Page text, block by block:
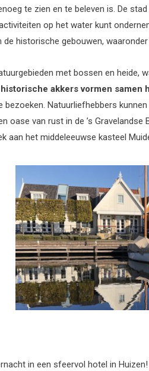
te zien en te beleven is. De
op het water kunt
historische gebouwen,
met bossen en heide,
akkers vormen samen
Natuurliefhebbers
oase van rust in de ’s
aan het middeleeuwse kasteel
in een sfeervol hotel in